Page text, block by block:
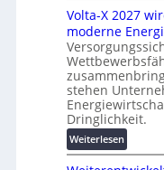
l
ö
s
u
n
g
e
n
z
u
n
d
d
i
g
i
t
a
a
s
c
h
i
n
e
n
b
Volta-X 2027
moderne
stehen
Dringlichkeit.
Weiterlesen:
V